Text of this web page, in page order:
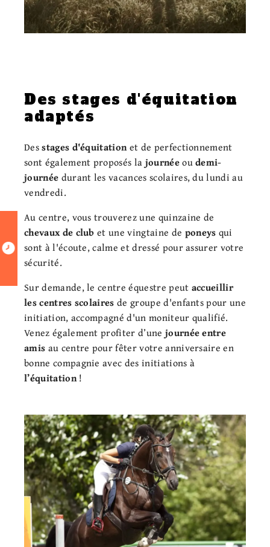
Des stages d'équitation
adaptés
Desstages d'équitationet de perfectionnement
sont également proposés la journéeoudemi-
journée durant les vacances scolaires, du lundi au
vendredi.
Au centre, vous trouverez une quinzaine de
chevaux de club et une vingtaine de poneys qui
sont à l'écoute, calme et dressé pour assurer votre
sécurité.
Sur demande, le centre équestre peut accueillir
les centres scolaires de groupe d'enfants pour une
initiation, accompagné d'un moniteur qualifié.
Venez également profiter d’une journée entre
amis au centre pour fêter votre anniversaire en
bonne compagnie avec des initiations à
l’équitation!